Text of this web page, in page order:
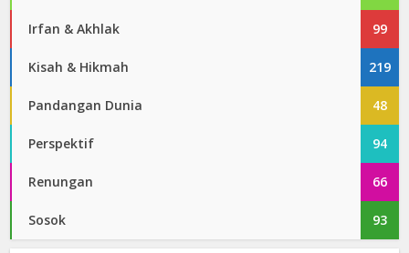
Irfan & Akhlak 99
Kisah & Hikmah 219
Pandangan Dunia 48
Perspektif 94
Renungan 66
Sosok 93